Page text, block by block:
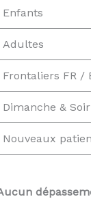
Enfants
Adultes
Frontaliers FR /
Dimanche & Soir
Nouveaux